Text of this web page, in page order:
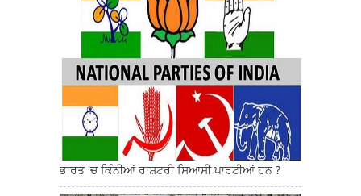
ਭਾਰਤ 'ਚ ਕਿੰਨੀਆਂ ਰਾਸ਼ਟਰੀ ਸਿਆਸੀ ਪਾਰਟੀਆਂ ਹਨ ?